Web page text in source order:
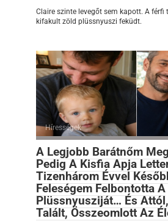
Claire szinte levegőt sem kapott. A férfi
kifakult zöld plüssnyuszi feküdt.
Hírességek
A Legjobb Barátnőm
Pedig A Kisfia Apja
Tizenhárom Évvel
Feleségem Felbontotta A
Plüssnyusziját… És
Talált, Összeomlott Az